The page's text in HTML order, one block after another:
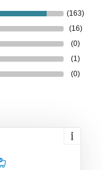
(163)
(16)
(0)
(1)
(0)